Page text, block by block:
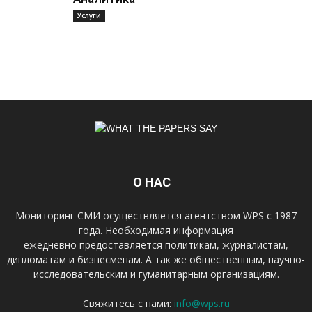
Услуги
О НАС
Мониторинг СМИ осуществляется агентством WPS с 1987
года. Необходимая информация
ежедневно предоставляется политикам, журналистам,
дипломатам и бизнесменам. А так же общественным, научно-
исследовательским и гуманитарным организациям.
Свяжитесь с нами: info@wps.ru